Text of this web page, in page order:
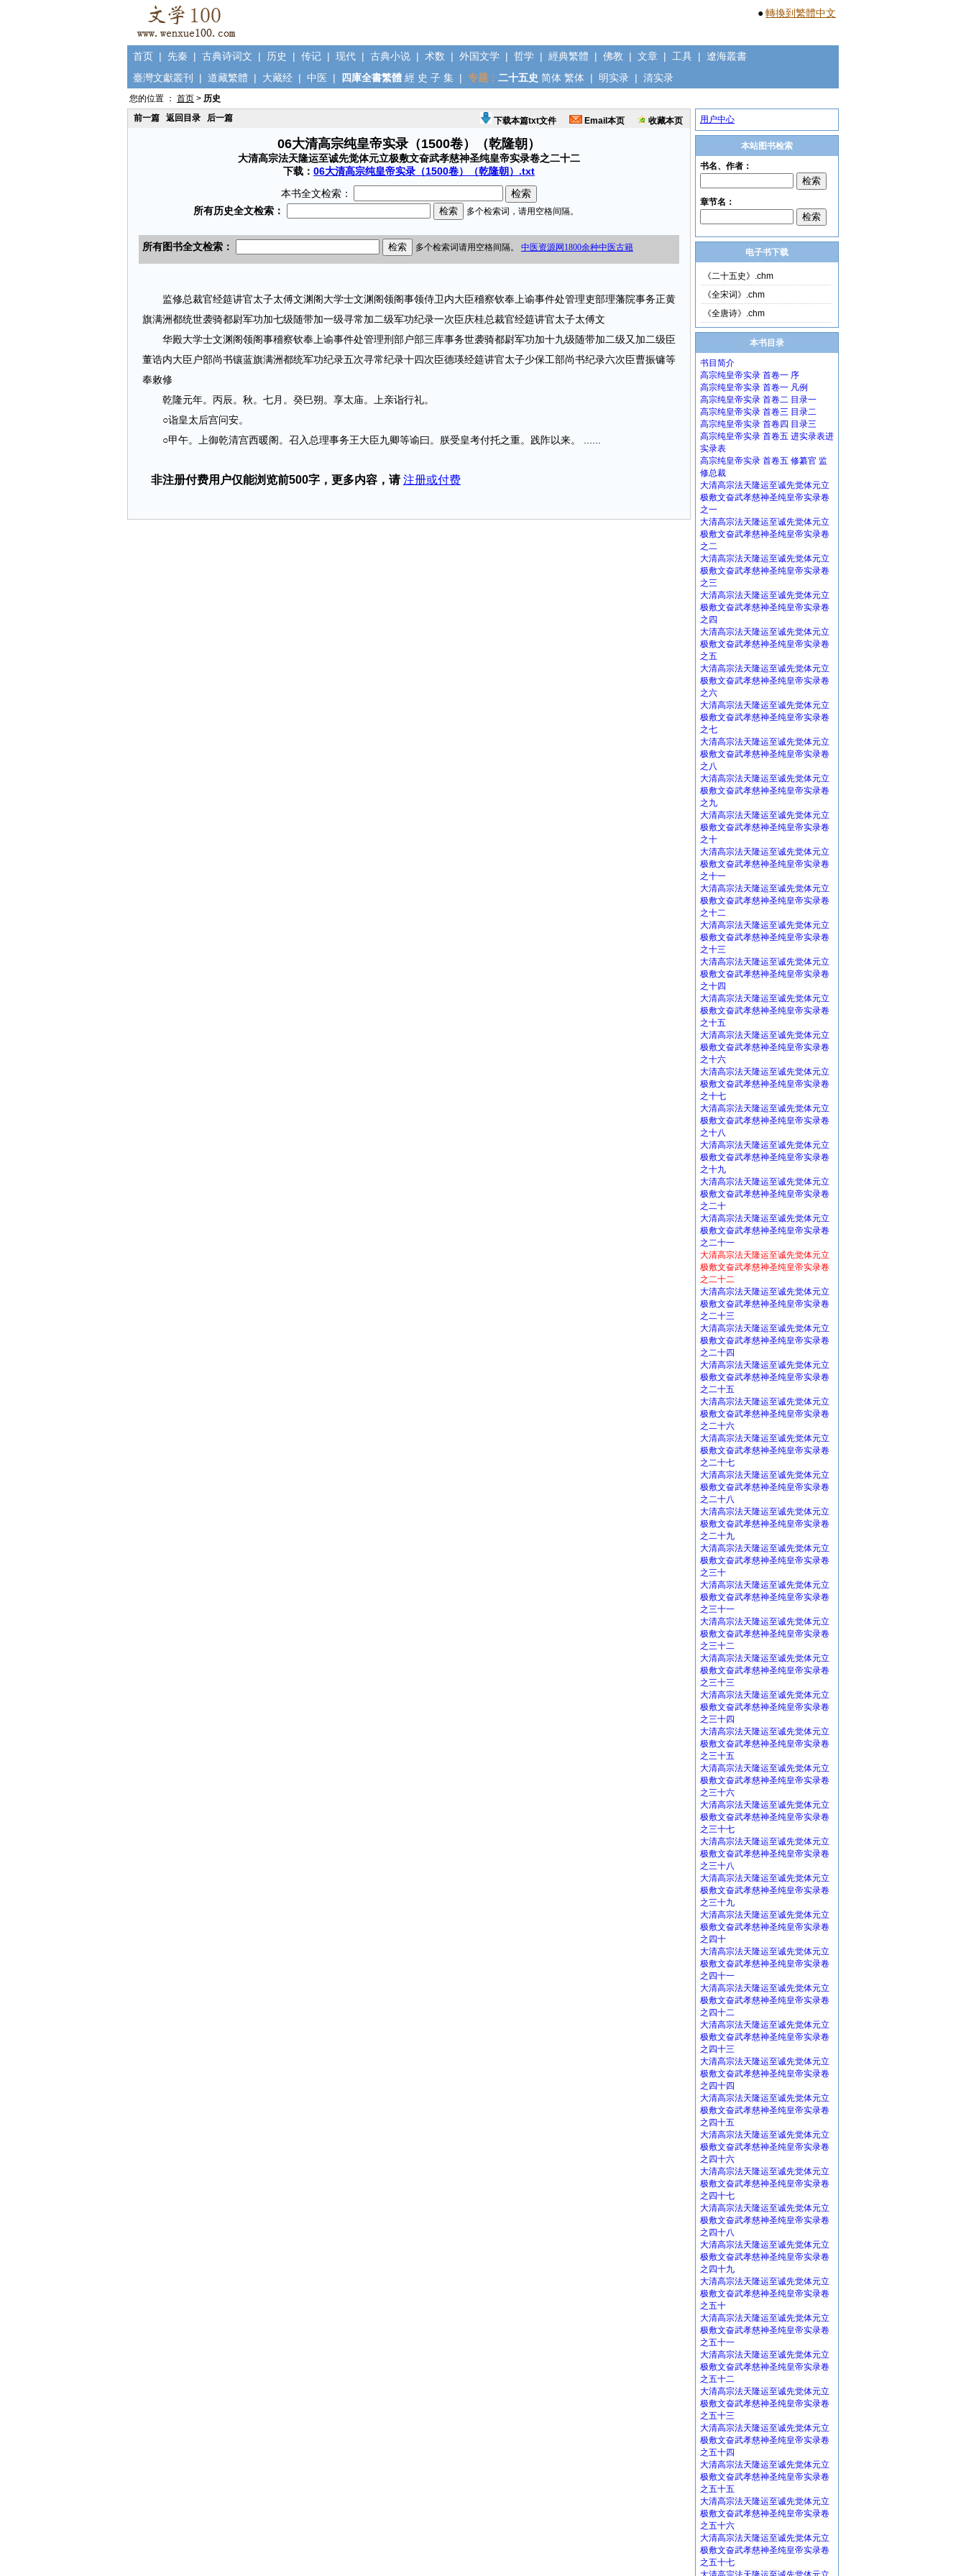
●轉換到繁體中文
首页 | 先秦 | 古典诗词文 | 历史 | 传记 | 现代 | 古典小说 | 术数 | 外国文学 | 哲学 | 經典繁體 | 佛教 | 文章 | 工具 | 遼海叢書
臺灣文獻叢刊
| 道藏繁體 | 大藏经 | 中医 | 四庫全書繁體 經 史 子 集 | 专题： 二十五史 简体 繁体 | 明实录 | 清实录
您的位置 ： 首页 > 历史
前一篇
返回目录 后一篇 下载本篇txt文件 Email本页 收藏本页
06大清高宗纯皇帝实录（1500卷）（乾隆朝）
大清高宗法天隆运至诚先觉体元立极敷文奋武孝慈神圣纯皇帝实录卷之二十二
下载： 06大清高宗纯皇帝实录（1500卷）（乾隆朝）.txt
本书全文检索：
监修总裁官经筵讲官太子太傅文渊阁大学士文渊阁领阁事领侍卫内大臣稽察钦奉上谕事件处管理吏部理藩院事务正黄
旗满洲都统世袭骑都尉军功加七级随带加一级寻常加二级军功纪录一次臣庆桂总裁官经筵讲官太子太傅文
华殿大学士文渊阁领阁事稽察钦奉上谕事件处管理刑部户部三库事务世袭骑都尉军功加十九级随带加二级又加二级臣
董诰内大臣户部尚书镶蓝旗满洲都统军功纪录五次寻常纪录十四次臣德瑛经筵讲官太子少保工部尚书纪录六次臣曹振镛等
奉敕修
乾隆元年。丙辰。秋。七月。癸巳朔。享太庙。上亲诣行礼。
○诣皇太后宫问安。
○甲午。上御乾清宫西暖阁。召入总理事务王大臣九卿等谕曰。朕受皇考付托之重。践阼以来。 ......
非注册付费用户仅能浏览前500字，更多内容，请 注册或付费
用户中心
本站图书检索
电子书下载
《二十五史》.chm
《全宋词》.chm
《全唐诗》.chm
本书目录
书目简介
高宗纯皇帝实录 首卷一 序
高宗纯皇帝实录 首卷一 凡例
高宗纯皇帝实录 首卷二 目录一
高宗纯皇帝实录 首卷三 目录二
高宗纯皇帝实录 首卷四 目录三
高宗纯皇帝实录 首卷五 进实录表进
实录表
高宗纯皇帝实录 首卷五 修纂官 监
修总裁
大清高宗法天隆运至诚先觉体元立
极敷文奋武孝慈神圣纯皇帝实录卷
之一
大清高宗法天隆运至诚先觉体元立
极敷文奋武孝慈神圣纯皇帝实录卷
之二
大清高宗法天隆运至诚先觉体元立
极敷文奋武孝慈神圣纯皇帝实录卷
之三
大清高宗法天隆运至诚先觉体元立
极敷文奋武孝慈神圣纯皇帝实录卷
之四
大清高宗法天隆运至诚先觉体元立
极敷文奋武孝慈神圣纯皇帝实录卷
之五
大清高宗法天隆运至诚先觉体元立
极敷文奋武孝慈神圣纯皇帝实录卷
之六
大清高宗法天隆运至诚先觉体元立
极敷文奋武孝慈神圣纯皇帝实录卷
之七
大清高宗法天隆运至诚先觉体元立
极敷文奋武孝慈神圣纯皇帝实录卷
之八
大清高宗法天隆运至诚先觉体元立
极敷文奋武孝慈神圣纯皇帝实录卷
之九
大清高宗法天隆运至诚先觉体元立
极敷文奋武孝慈神圣纯皇帝实录卷
之十
大清高宗法天隆运至诚先觉体元立
极敷文奋武孝慈神圣纯皇帝实录卷
之十一
大清高宗法天隆运至诚先觉体元立
极敷文奋武孝慈神圣纯皇帝实录卷
之十二
大清高宗法天隆运至诚先觉体元立
极敷文奋武孝慈神圣纯皇帝实录卷
之十三
大清高宗法天隆运至诚先觉体元立
极敷文奋武孝慈神圣纯皇帝实录卷
之十四
大清高宗法天隆运至诚先觉体元立
极敷文奋武孝慈神圣纯皇帝实录卷
之十五
大清高宗法天隆运至诚先觉体元立
极敷文奋武孝慈神圣纯皇帝实录卷
之十六
大清高宗法天隆运至诚先觉体元立
极敷文奋武孝慈神圣纯皇帝实录卷
之十七
大清高宗法天隆运至诚先觉体元立
极敷文奋武孝慈神圣纯皇帝实录卷
之十八
大清高宗法天隆运至诚先觉体元立
极敷文奋武孝慈神圣纯皇帝实录卷
之十九
大清高宗法天隆运至诚先觉体元立
极敷文奋武孝慈神圣纯皇帝实录卷
之二十
大清高宗法天隆运至诚先觉体元立
极敷文奋武孝慈神圣纯皇帝实录卷
之二十一
大清高宗法天隆运至诚先觉体元立
极敷文奋武孝慈神圣纯皇帝实录卷
之二十二
大清高宗法天隆运至诚先觉体元立
极敷文奋武孝慈神圣纯皇帝实录卷
之二十三
大清高宗法天隆运至诚先觉体元立
极敷文奋武孝慈神圣纯皇帝实录卷
之二十四
大清高宗法天隆运至诚先觉体元立
极敷文奋武孝慈神圣纯皇帝实录卷
之二十五
大清高宗法天隆运至诚先觉体元立
极敷文奋武孝慈神圣纯皇帝实录卷
之二十六
大清高宗法天隆运至诚先觉体元立
极敷文奋武孝慈神圣纯皇帝实录卷
之二十七
大清高宗法天隆运至诚先觉体元立
极敷文奋武孝慈神圣纯皇帝实录卷
之二十八
大清高宗法天隆运至诚先觉体元立
极敷文奋武孝慈神圣纯皇帝实录卷
之二十九
大清高宗法天隆运至诚先觉体元立
极敷文奋武孝慈神圣纯皇帝实录卷
之三十
大清高宗法天隆运至诚先觉体元立
极敷文奋武孝慈神圣纯皇帝实录卷
之三十一
大清高宗法天隆运至诚先觉体元立
极敷文奋武孝慈神圣纯皇帝实录卷
之三十二
大清高宗法天隆运至诚先觉体元立
极敷文奋武孝慈神圣纯皇帝实录卷
之三十三
大清高宗法天隆运至诚先觉体元立
极敷文奋武孝慈神圣纯皇帝实录卷
之三十四
大清高宗法天隆运至诚先觉体元立
极敷文奋武孝慈神圣纯皇帝实录卷
之三十五
大清高宗法天隆运至诚先觉体元立
极敷文奋武孝慈神圣纯皇帝实录卷
之三十六
大清高宗法天隆运至诚先觉体元立
极敷文奋武孝慈神圣纯皇帝实录卷
之三十七
大清高宗法天隆运至诚先觉体元立
极敷文奋武孝慈神圣纯皇帝实录卷
之三十八
大清高宗法天隆运至诚先觉体元立
极敷文奋武孝慈神圣纯皇帝实录卷
之三十九
大清高宗法天隆运至诚先觉体元立
极敷文奋武孝慈神圣纯皇帝实录卷
之四十
大清高宗法天隆运至诚先觉体元立
极敷文奋武孝慈神圣纯皇帝实录卷
之四十一
大清高宗法天隆运至诚先觉体元立
极敷文奋武孝慈神圣纯皇帝实录卷
之四十二
大清高宗法天隆运至诚先觉体元立
极敷文奋武孝慈神圣纯皇帝实录卷
之四十三
大清高宗法天隆运至诚先觉体元立
极敷文奋武孝慈神圣纯皇帝实录卷
之四十四
大清高宗法天隆运至诚先觉体元立
极敷文奋武孝慈神圣纯皇帝实录卷
之四十五
大清高宗法天隆运至诚先觉体元立
极敷文奋武孝慈神圣纯皇帝实录卷
之四十六
大清高宗法天隆运至诚先觉体元立
极敷文奋武孝慈神圣纯皇帝实录卷
之四十七
大清高宗法天隆运至诚先觉体元立
极敷文奋武孝慈神圣纯皇帝实录卷
之四十八
大清高宗法天隆运至诚先觉体元立
极敷文奋武孝慈神圣纯皇帝实录卷
之四十九
大清高宗法天隆运至诚先觉体元立
极敷文奋武孝慈神圣纯皇帝实录卷
之五十
大清高宗法天隆运至诚先觉体元立
极敷文奋武孝慈神圣纯皇帝实录卷
之五十一
大清高宗法天隆运至诚先觉体元立
极敷文奋武孝慈神圣纯皇帝实录卷
之五十二
大清高宗法天隆运至诚先觉体元立
极敷文奋武孝慈神圣纯皇帝实录卷
之五十三
大清高宗法天隆运至诚先觉体元立
极敷文奋武孝慈神圣纯皇帝实录卷
之五十四
大清高宗法天隆运至诚先觉体元立
极敷文奋武孝慈神圣纯皇帝实录卷
之五十五
大清高宗法天隆运至诚先觉体元立
极敷文奋武孝慈神圣纯皇帝实录卷
之五十六
大清高宗法天隆运至诚先觉体元立
极敷文奋武孝慈神圣纯皇帝实录卷
之五十七